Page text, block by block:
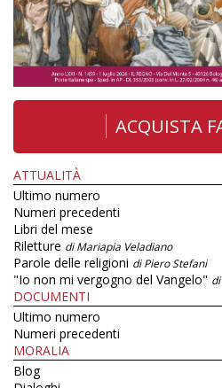
ACQUISTA
ATTUALITÀ
Ultimo numero
Numeri precedenti
Libri del mese
Riletture di Mariapia Veladiano
Parole delle religioni di Piero Stefani
"Io non mi vergogno del Vangelo"
DOCUMENTI
Ultimo numero
Numeri precedenti
MORALIA
Blog